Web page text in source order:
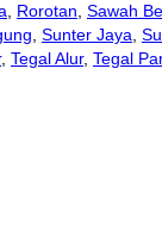
, Rorotan, Sawah
, Sunter Jaya,
, Tegal Alur, Tegal